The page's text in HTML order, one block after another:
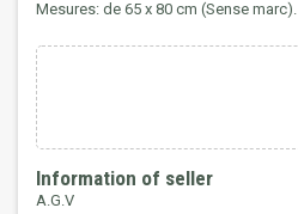
Mesures: de 65 x 80 cm (Sense marc).
Information of seller
A.G.V